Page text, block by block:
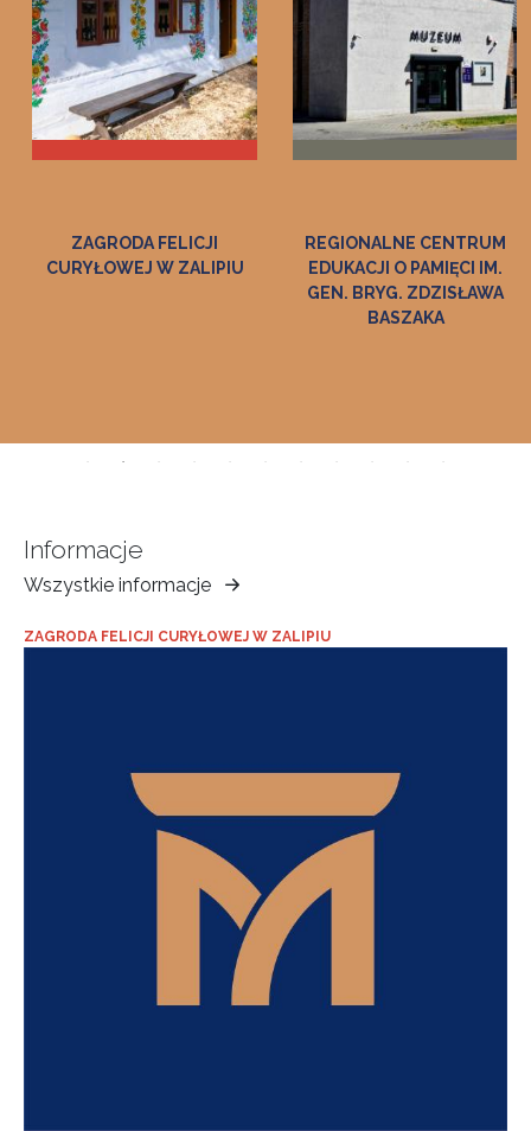
REGIONALNE CENTRUM
EDUKACJI O PAMIĘCI IM.
MUZEUM RATUSZ -
GALERIA SZTUKI DAWNEJ
Informacje
Wszystkie informacje
Muzeum
Ziemi
Tarnowskiej
ZAGRODA FELICJI CURYŁOWEJ W ZALIPIU